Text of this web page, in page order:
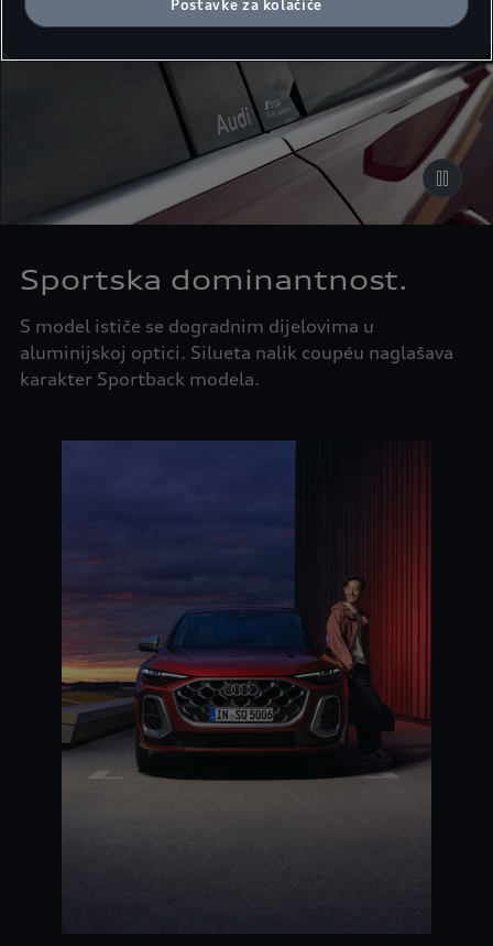
Sportska dominantnost.
S model ističe se dogradnim dijelovima u
aluminijskoj optici. Silueta nalik coupéu naglašava
karakter Sportback modela.
stranice.
Postavke za kolačiće